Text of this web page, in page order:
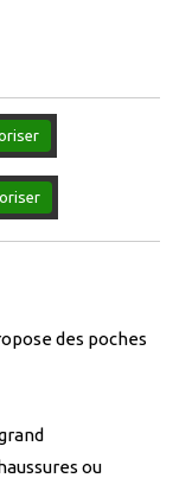
des poches
ou